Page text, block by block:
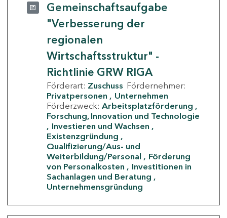
Gemeinschaftsaufgabe
"Verbesserung der
regionalen
Wirtschaftsstruktur" -
Richtlinie GRW RIGA
Förderart: Zuschuss Fördernehmer:
Privatpersonen
Unternehmen
Förderzweck: Arbeitsplatzförderung
Forschung, Innovation und Technologie
Investieren und Wachsen
Existenzgründung
Qualifizierung/Aus- und
Weiterbildung/Personal
Förderung
von Personalkosten
Investitionen in
Sachanlagen und Beratung
Unternehmensgründung